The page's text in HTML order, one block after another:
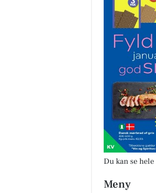
Du kan se hele
Meny